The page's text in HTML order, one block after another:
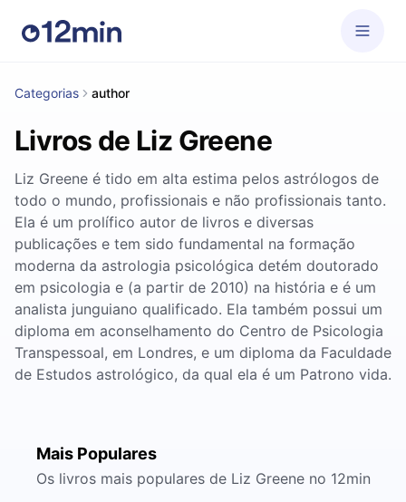
Categorias author
Livros de Liz Greene
Liz Greene é tido em alta estima pelos astrólogos de
todo o mundo, profissionais e não profissionais tanto.
Ela é um prolífico autor de livros e diversas
publicações e tem sido fundamental na formação
moderna da astrologia psicológica detém doutorado
em psicologia e (a partir de 2010) na história e é um
analista junguiano qualificado. Ela também possui um
diploma em aconselhamento do Centro de Psicologia
Transpessoal, em Londres, e um diploma da Faculdade
de Estudos astrológico, da qual ela é um Patrono vida.
Mais Populares
Os livros mais populares de Liz Greene no 12min